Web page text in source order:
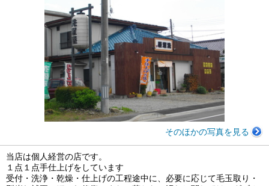
そのほかの写真を見る
当店は個人経営の店です。
１点１点手仕上げをしています
受付・洗浄・乾燥・仕上げの工程途中に、必要に応じて毛玉取り・